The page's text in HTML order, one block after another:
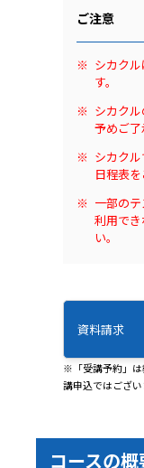
ご注意
シカク
す。
シカク
予めご了
シカク
日程表を
一部の
利用で
い。
資料請求
※「受講予約」は
講申込ではござい
コースの概